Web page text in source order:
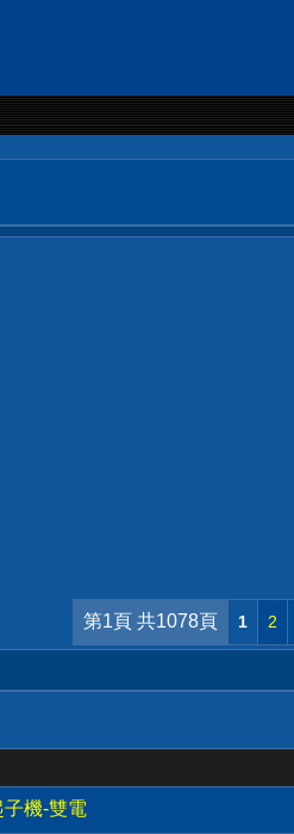
第1頁 共1078頁 1 2
機-雙電